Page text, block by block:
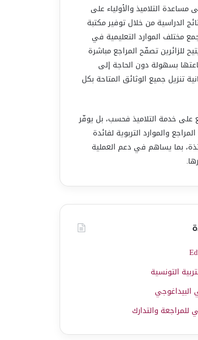
التلاميذ والأولياء على
الدراسية من خلال توفير مكتبة
مختلف الموارد التعليمية في
للزائرين تصفّح المراجع مباشرة
بسهولة دون الحاجة إلى
تنزيل جميع الوثائق المتاحة بكل
على خدمة التلاميذ فحسب، بل يوفّر
والموارد التربوية لفائدة
بما يساهم في دعم العملية
التونسية
البيداغوجي
للمراجعة والتدارك